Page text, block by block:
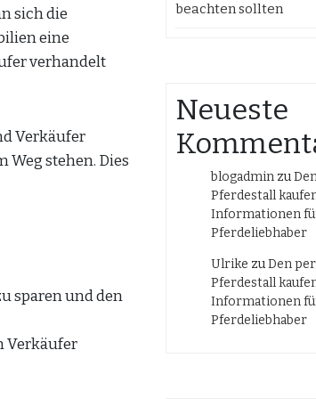
sich die
eine
verhandelt
Verkäufer
stehen. Dies
sparen und den
Verkäufer
beachten sollten
Neueste
blogadmin zu
Pferdestall
Informationen
Pferdeliebhaber
Ulrike zuDen
Pferdestall
Informationen
Pferdeliebhaber